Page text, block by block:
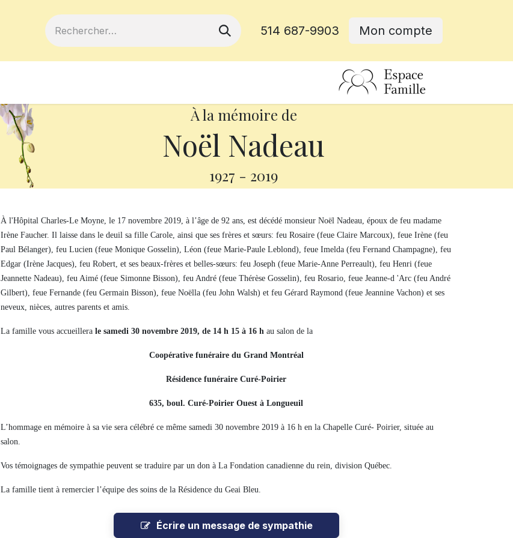
514 687-9903 Mon compte
À la mémoire de
Noël Nadeau
1927 - 2019
À l'Hôpital Charles-Le Moyne, le 17 novembre 2019, à l’âge de 92 ans, est décédé monsieur Noël Nadeau, époux de feu madame
Irène Faucher. Il laisse dans le deuil sa fille Carole, ainsi que ses frères et sœurs: feu Rosaire (feue Claire Marcoux), feue Irène (feu
Paul Bélanger), feu Lucien (feue Monique Gosselin), Léon (feue Marie-Paule Leblond), feue Imelda (feu Fernand Champagne), feu
Edgar (Irène Jacques), feu Robert, et ses beaux-frères et belles-sœurs: feu Joseph (feue Marie-Anne Perreault), feu Henri (feue
Jeannette Nadeau), feu Aimé (feue Simonne Bisson), feu André (feue Thérèse Gosselin), feu Rosario, feue Jeanne-d 'Arc (feu André
Gilbert), feue Fernande (feu Germain Bisson), feue Noëlla (feu John Walsh) et feu Gérard Raymond (feue Jeannine Vachon) et ses
neveux, nièces, autres parents et amis.
La famille vous accueillera le samedi 30 novembre 2019, de 14 h 15 à 16 h au salon de la
Coopérative funéraire du Grand Montréal
Résidence funéraire Curé-Poirier
635, boul. Curé-Poirier Ouest à Longueuil
L’hommage en mémoire à sa vie sera célébré ce même samedi 30 novembre 2019 à 16 h en la Chapelle Curé- Poirier, située au
salon.
Vos témoignages de sympathie peuvent se traduire par un don à La Fondation canadienne du rein, division Québec.
La famille tient à remercier l’équipe des soins de la Résidence du Geai Bleu.
Écrire un message de sympathie